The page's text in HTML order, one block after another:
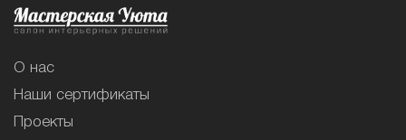
О нас
Наши сертификаты
Проекты